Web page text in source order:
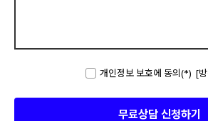
개인정보 보호에 동의(*) [